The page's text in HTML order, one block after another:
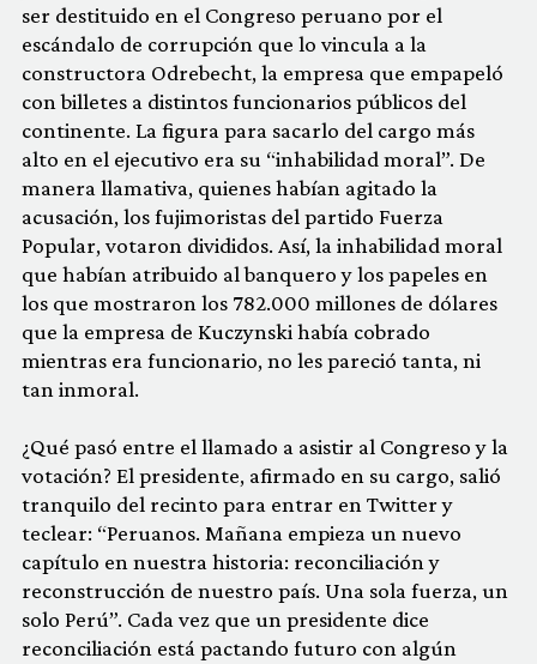
ser destituido en el Congreso peruano por el
escándalo de corrupción que lo vincula a la
constructora Odrebecht, la empresa que empapeló
con billetes a distintos funcionarios públicos del
continente. La figura para sacarlo del cargo más
alto en el ejecutivo era su “inhabilidad moral”. De
manera llamativa, quienes habían agitado la
acusación, los fujimoristas del partido Fuerza
Popular, votaron divididos. Así, la inhabilidad moral
que habían atribuido al banquero y los papeles en
los que mostraron los 782.000 millones de dólares
que la empresa de Kuczynski había cobrado
mientras era funcionario, no les pareció tanta, ni
tan inmoral.
¿Qué pasó entre el llamado a asistir al Congreso y la
votación? El presidente, afirmado en su cargo, salió
tranquilo del recinto para entrar en Twitter y
teclear: “Peruanos. Mañana empieza un nuevo
capítulo en nuestra historia: reconciliación y
reconstrucción de nuestro país. Una sola fuerza, un
solo Perú”. Cada vez que un presidente dice
reconciliación está pactando futuro con algún